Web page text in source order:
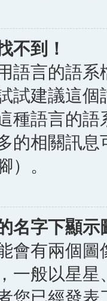
不到！
語言的語
試建議這
種語言的
的相關訊
）。
名字下顯示
會有兩個
一般以星